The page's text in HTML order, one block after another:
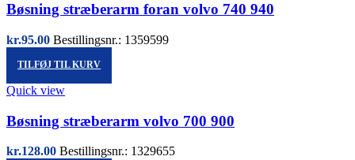
Bøsning stræberarm foran volvo 740 940
kr.95.00 Bestillingsnr.: 1359599
TILFØJ TIL KURV
Quick view
Bøsning stræberarm volvo 700 900
kr.128.00 Bestillingsnr.: 1329655